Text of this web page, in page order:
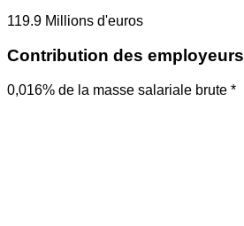
119.9 Millions d'euros
Contribution des employeurs
0,016% de la masse salariale brute *